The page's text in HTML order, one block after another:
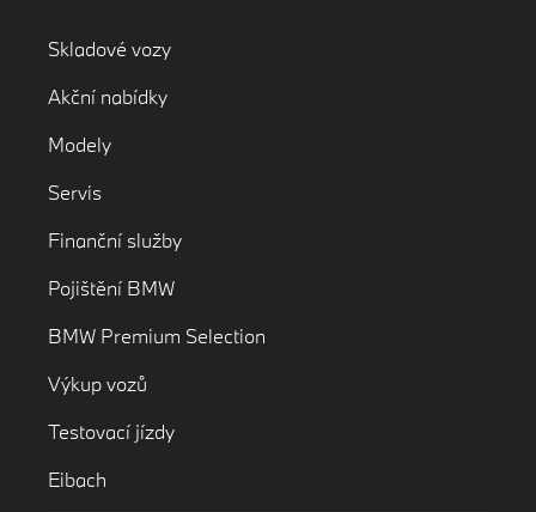
Skladové vozy
Akční nabídky
Modely
Servis
Finanční služby
Pojištění BMW
BMW Premium Selection
Výkup vozů
Testovací jízdy
Eibach